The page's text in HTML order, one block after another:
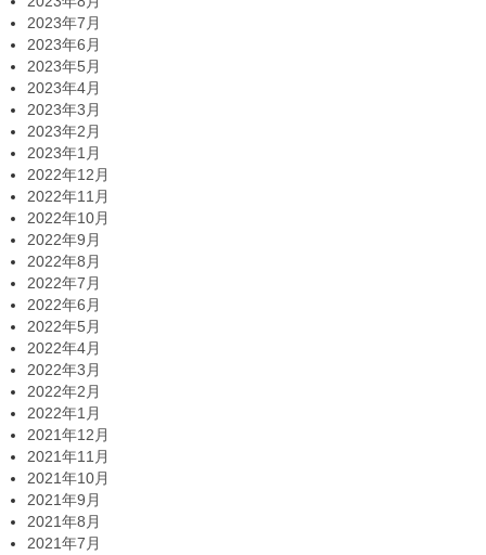
2023年7月
2023年6月
2023年5月
2023年4月
2023年3月
2023年2月
2023年1月
2022年12月
2022年11月
2022年10月
2022年9月
2022年8月
2022年7月
2022年6月
2022年5月
2022年4月
2022年3月
2022年2月
2022年1月
2021年12月
2021年11月
2021年10月
2021年9月
2021年8月
2021年7月